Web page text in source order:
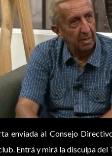
enviada al Consejo
Entrá y mirá la disculpa del